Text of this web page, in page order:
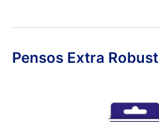
Pensos Extra Robust